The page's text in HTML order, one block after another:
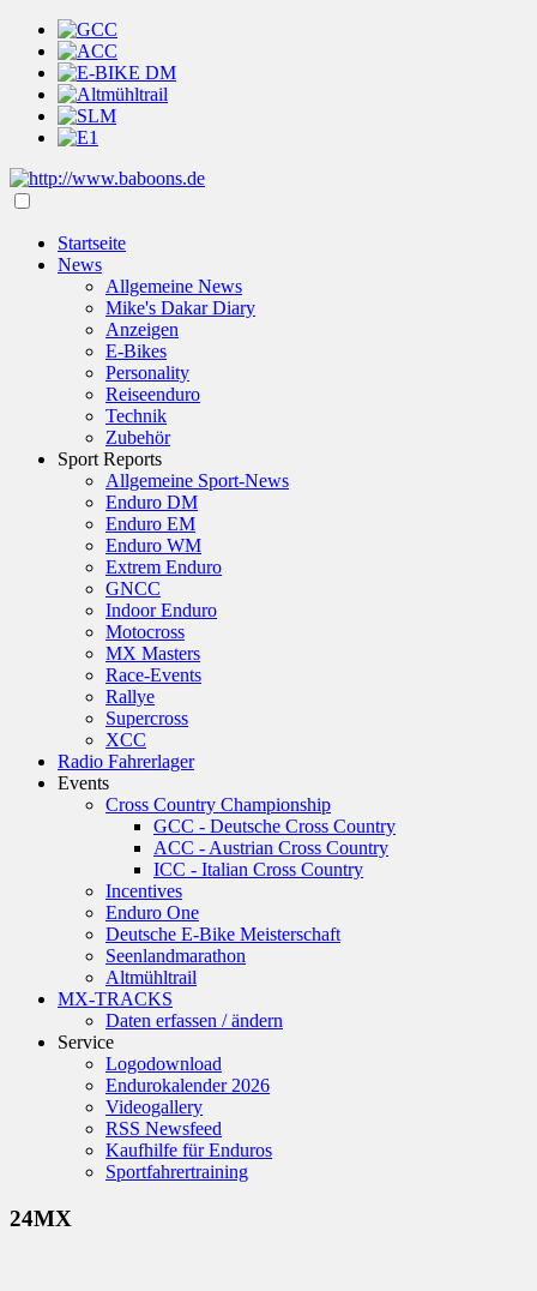
Startseite
News
Allgemeine News
Mike's Dakar Diary
Anzeigen
E-Bikes
Personality
Reiseenduro
Technik
Zubehör
Sport Reports
Allgemeine Sport-News
Enduro DM
Enduro EM
Enduro WM
Extrem Enduro
GNCC
Indoor Enduro
Motocross
MX Masters
Race-Events
Rallye
Supercross
XCC
Radio Fahrerlager
Events
Cross Country Championship
GCC - Deutsche Cross Country
ACC - Austrian Cross Country
ICC - Italian Cross Country
Incentives
Enduro One
Deutsche E-Bike Meisterschaft
Seenlandmarathon
Altmühltrail
MX-TRACKS
Daten erfassen / ändern
Service
Logodownload
Endurokalender 2026
Videogallery
RSS Newsfeed
Kaufhilfe für Enduros
Sportfahrertraining
24MX